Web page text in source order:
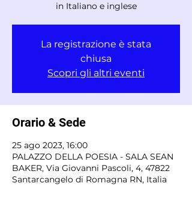
in Italiano e inglese
La registrazione è stata
chiusa
Scopri gli altri eventi
Orario & Sede
25 ago 2023, 16:00
PALAZZO DELLA POESIA - SALA SEAN
BAKER, Via Giovanni Pascoli, 4, 47822
Santarcangelo di Romagna RN, Italia